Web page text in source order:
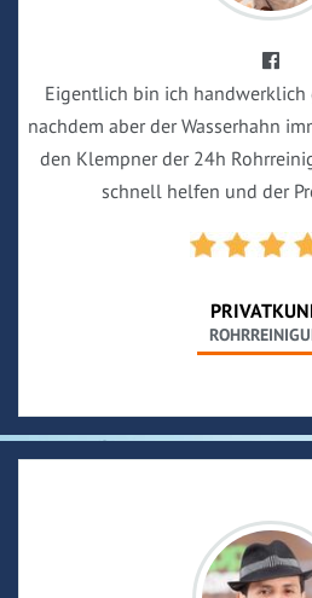
Eigentlich bin ich handwerklich
nachdem aber der Wasserhahn
den Klempner der 24h
schnell helfen und der